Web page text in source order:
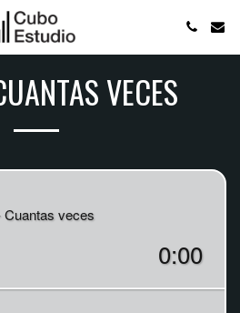
VECES